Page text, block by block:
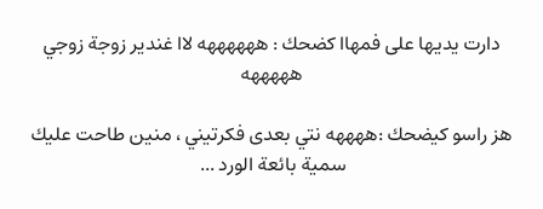
دارت يديها على فمهاا كضحك : ههههههه لاا غندير زوجة زوجي
هههههه
هز راسو كيضحك :ههههه نتي بعدى فكرتيني ، منين طاحت عليك
سمية بائعة الورد ...